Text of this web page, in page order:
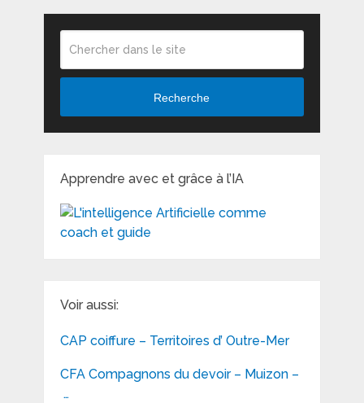
Recherche
Apprendre avec et grâce à l’IA
Voir aussi:
CAP coiffure – Territoires d’ Outre-Mer
CFA Compagnons du devoir – Muizon –
…